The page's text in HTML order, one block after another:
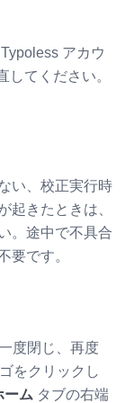
アカウ
してください。
い、校正実行時
起きたときは、
。途中で不具合
要です。
度閉じ、再度
をクリックし
ーム タブの右端